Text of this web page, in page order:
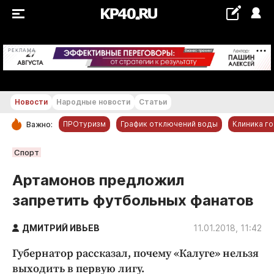
РЕКЛАМА +18...+19 °С
РУБРИКИ
Новости компаний
Статьи
Народные новости
Благоустройство
Новости Народные новости Статьи
Важно: ПРОтуризм График отключений воды Клиника
Спорт
Артамонов предложил
запретить футбольных фанатов
ДМИТРИЙ ИВЬЕВ 11.01.2018, 11:42
Губернатор рассказал, почему «Калуге» нельзя
выходить в первую лигу.